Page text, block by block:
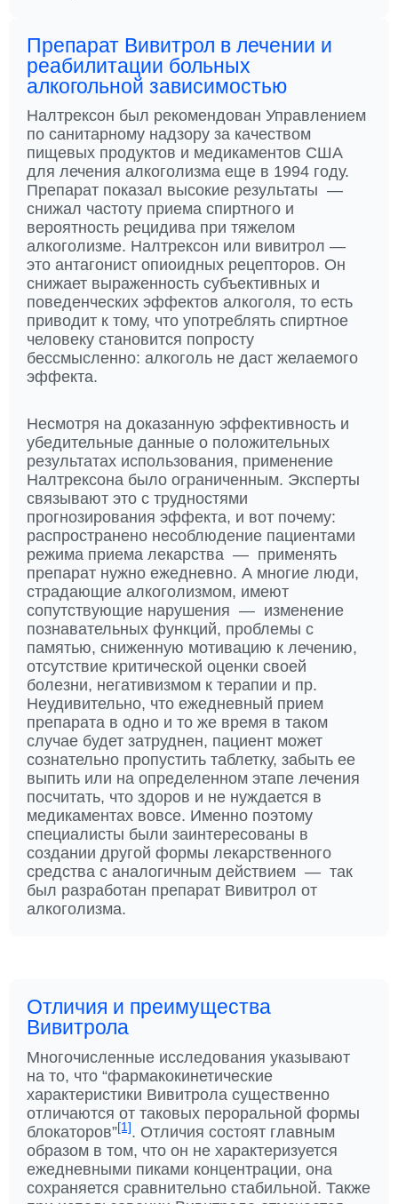
Препарат Вивитрол в лечении и
реабилитации больных
алкогольной зависимостью
Налтрексон был рекомендован Управлением
по санитарному надзору за качеством
пищевых продуктов и медикаментов США
для лечения алкоголизма еще в 1994 году.
Препарат показал высокие результаты —
снижал частоту приема спиртного и
вероятность рецидива при тяжелом
алкоголизме. Налтрексон или вивитрол —
это антагонист опиоидных рецепторов. Он
снижает выраженность субъективных и
поведенческих эффектов алкоголя, то есть
приводит к тому, что употреблять спиртное
человеку становится попросту
бессмысленно: алкоголь не даст желаемого
эффекта.
Несмотря на доказанную эффективность и
убедительные данные о положительных
результатах использования, применение
Налтрексона было ограниченным. Эксперты
связывают это с трудностями
прогнозирования эффекта, и вот почему:
распространено несоблюдение пациентами
режима приема лекарства — применять
препарат нужно ежедневно. А многие люди,
страдающие алкоголизмом, имеют
сопутствующие нарушения — изменение
познавательных функций, проблемы с
памятью, сниженную мотивацию к лечению,
отсутствие критической оценки своей
болезни, негативизмом к терапии и пр.
Неудивительно, что ежедневный прием
препарата в одно и то же время в таком
случае будет затруднен, пациент может
сознательно пропустить таблетку, забыть ее
выпить или на определенном этапе лечения
посчитать, что здоров и не нуждается в
медикаментах вовсе. Именно поэтому
специалисты были заинтересованы в
создании другой формы лекарственного
средства с аналогичным действием — так
был разработан препарат Вивитрол от
алкоголизма.
Отличия и преимущества
Вивитрола
Многочисленные исследования указывают
на то, что “фармакокинетические
характеристики Вивитрола существенно
отличаются от таковых пероральной формы
блокаторов”[1] . Отличия состоят главным
образом в том, что он не характеризуется
ежедневными пиками концентрации, она
сохраняется сравнительно стабильной. Также